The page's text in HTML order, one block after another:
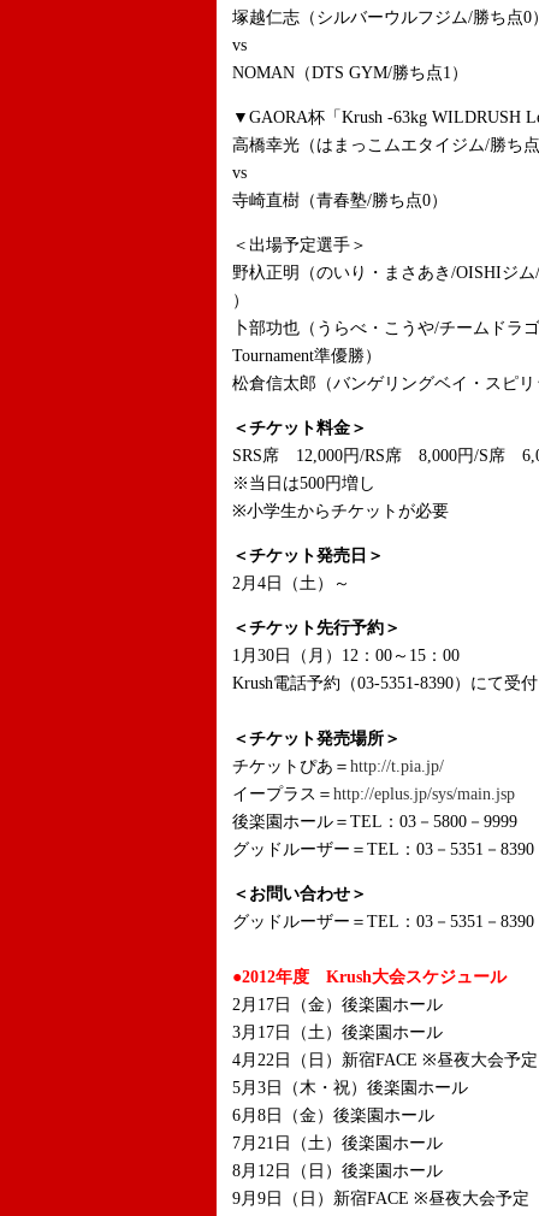
塚越仁志（シルバーウルフジム/勝ち点0
vs
NOMAN（DTS GYM/勝ち点1）
▼GAORA杯「Krush -63kg WILDRUSH
高橋幸光（はまっこムエタイジム/勝ち
vs
寺崎直樹（青春塾/勝ち点0）
＜出場予定選手＞
野杁正明（のいり・まさあき/OISHIジム
）
卜部功也（うらべ・こうや/チームドラ
Tournament準優勝）
松倉信太郎（バンゲリングベイ・スピ
＜チケット料金＞
SRS席 12,000円/RS席 8,000円/S席
※当日は500円増し
※小学生からチケットが必要
＜チケット発売日＞
2月4日（土）～
＜チケット先行予約＞
1月30日（月）12：00～15：00
Krush電話予約（03-5351-8390）にて受付
＜チケット発売場所＞
チケットぴあ＝ http://t.pia.jp/
イープラス＝ http://eplus.jp/sys/main.jsp
後楽園ホール＝TEL：03－5800－9999
グッドルーザー＝TEL：03－5351－8390
＜お問い合わせ＞
グッドルーザー＝TEL：03－5351－8390
●2012年度 Krush大会スケジュール
2月17日（金）後楽園ホール
3月17日（土）後楽園ホール
4月22日（日）新宿FACE ※昼夜大会予定
5月3日（木・祝）後楽園ホール
6月8日（金）後楽園ホール
7月21日（土）後楽園ホール
8月12日（日）後楽園ホール
9月9日（日）新宿FACE ※昼夜大会予定